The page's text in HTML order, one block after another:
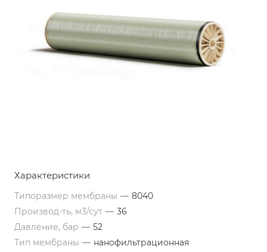
Характеристики
Типоразмер мембраны — 8040
Производ-ть, м3/сут — 36
Давление, бар — 52
Тип мембраны — нанофильтрационная